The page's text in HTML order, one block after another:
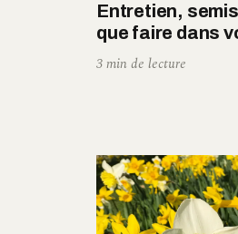
Entretien,
que faire dans
3 min de lecture